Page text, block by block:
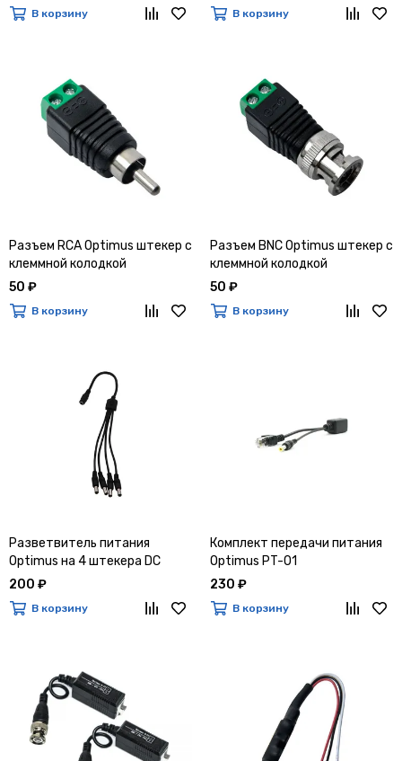
В корзину В корзину
Разъем RCA Optimus штекер с
клеммной колодкой
50 ₽
В корзину
Разъем BNC Optimus штекер с
клеммной колодкой
50 ₽
В корзину
Разветвитель питания
Optimus на 4 штекера DC
200 ₽
В корзину
Комплект передачи питания
Optimus PT-01
230 ₽
В корзину